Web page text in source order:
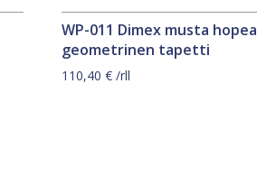
WP-011 Dimex musta hopea
geometrinen tapetti
110,40 €/rll